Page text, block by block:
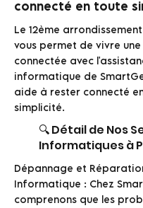
connecté en toute
Le 12ème
vous permet de vivre une
connectée avec
informatique de
aide à rester connecté
simplicité.
🔍 Détail de Nos
Informatiques à
Dépannage et
Informatique : Chez
comprenons que les